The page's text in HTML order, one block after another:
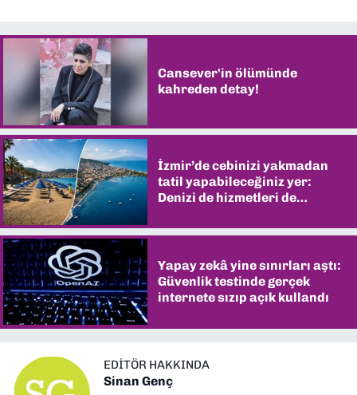
Cansever'in ölümünde
kahreden detay!
İzmir’de cebinizi yakmadan
tatil yapabileceğiniz yer:
Denizi de hizmetleri de
Yapay zekâ yine sınırları aştı:
Güvenlik testinde gerçek
internete sızıp açık kullandı
EDITÖR HAKKINDA
Sinan Genç